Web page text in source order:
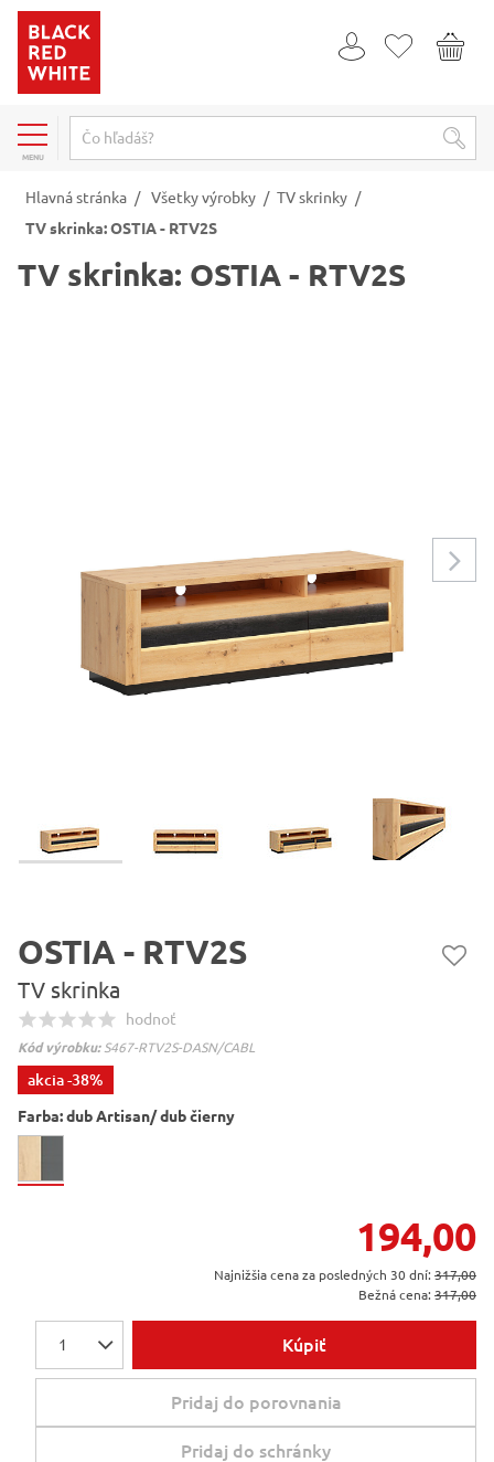
MENU
Hlavná stránka / Všetky výrobky / TV skrinky /
TV skrinka: OSTIA - RTV2S
TV skrinka: OSTIA - RTV2S
OSTIA - RTV2S
TV skrinka
hodnoť
Kód výrobku: S467-RTV2S-DASN/CABL
akcia-38%
Farba:dub Artisan/ dub čierny
194,00
Najnižšia cena za posledných 30 dní: 317,00
Bežná cena: 317,00
1 Kúpiť
Pridaj do porovnania
Pridaj do schránky